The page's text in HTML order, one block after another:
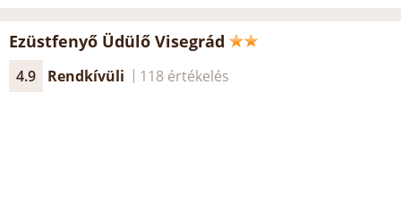
Ezüstfenyő Üdülő Visegrád
4.9 Rendkívüli 118 értékelés